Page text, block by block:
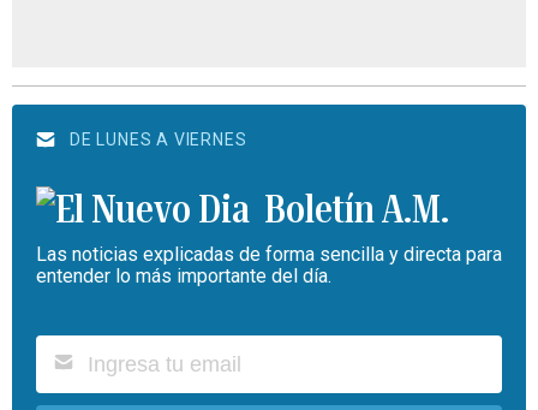
DE LUNES A VIERNES
Boletín A.M.
Las noticias explicadas de forma sencilla y directa para
entender lo más importante del día.